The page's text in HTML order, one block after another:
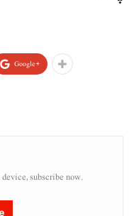
Google+
subscribe now.